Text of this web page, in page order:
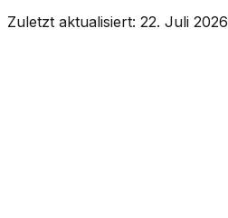
Zuletzt aktualisiert: 22. Juli 2026